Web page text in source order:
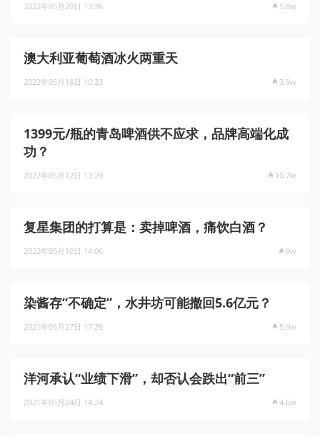
2022年05月20日 13:36 5.8w
澳大利亚葡萄酒冰火两重天
2022年05月18日 10:23 3.9w
1399元/瓶的青岛啤酒供不应求，品牌高端化成
功？
2022年05月12日 13:29 10.7w
复星集团的打算是：卖掉啤酒，痛饮白酒？
2022年05月10日 14:06 9w
染酱存“不确定”，水井坊可能撤回5.6亿元？
2021年05月27日 17:26 5.9w
洋河承认“业绩下滑”，却否认会跌出“前三”
2021年05月24日 14:24 4.6w